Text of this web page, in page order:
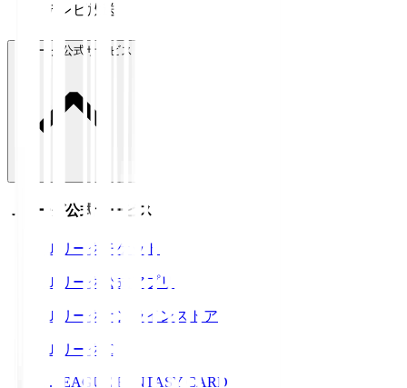
テレビ放送
Ｊリーグ公式サービス
Ｊリーグ公式サービス
Ｊリーグチケット
Ｊリーグ公式アプリ
Ｊリーグオンラインストア
ＪリーグID
J.LEAGUE FANTASY CARD